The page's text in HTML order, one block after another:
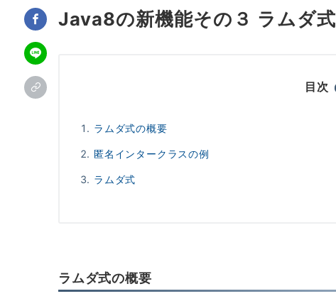
Java8の新機能その３ ラムダ式
目次
ラムダ式の概要
匿名インタークラスの例
ラムダ式
ラムダ式の概要